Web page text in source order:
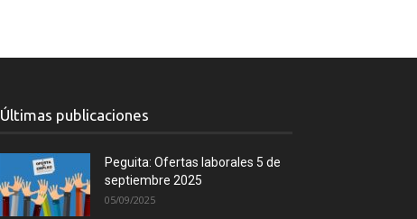
Últimas publicaciones
Peguita: Ofertas laborales 5 de
septiembre 2025
05/09/2025